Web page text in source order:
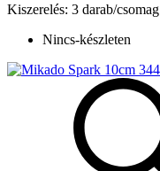
Kiszerelés: 3 darab/csomag
Nincs-készleten